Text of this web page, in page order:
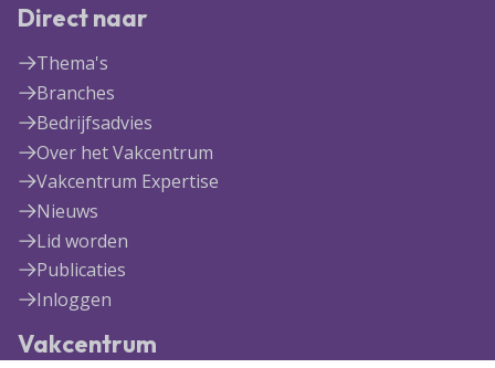
Direct naar
Thema's
Branches
Bedrijfsadvies
Over het Vakcentrum
Vakcentrum Expertise
Nieuws
Lid worden
Publicaties
Inloggen
Vakcentrum